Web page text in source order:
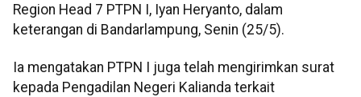
Region Head 7 PTPN I, Iyan Heryanto, dalam
keterangan di Bandarlampung, Senin (25/5).
Ia mengatakan PTPN I juga telah mengirimkan surat
kepada Pengadilan Negeri Kalianda terkait